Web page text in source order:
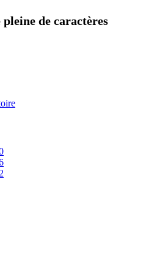
pleine de caractères